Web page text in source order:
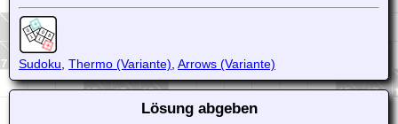
Sudoku Thermo (Variante) Arrows (Variante)
Lösung abgeben